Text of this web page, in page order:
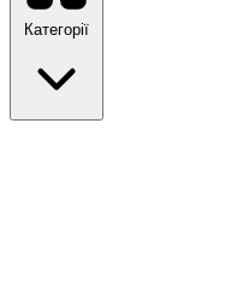
Категорії